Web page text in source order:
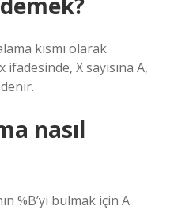
kısmı olarak
ifadesinde, X sayısına A,
nasıl
%B’yi bulmak için A